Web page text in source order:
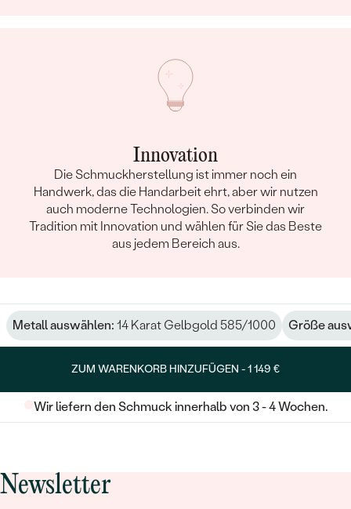
Innovation
Die Schmuckherstellung ist immer noch ein
Handwerk, das die Handarbeit ehrt, aber wir nutzen
auch moderne Technologien. So verbinden wir
Tradition mit Innovation und wählen für Sie das Beste
aus jedem Bereich aus.
Metall auswählen: 14 Karat Gelbgold 585/1000 Größe
ZUM WARENKORB HINZUFÜGEN -1 149 €
Wir liefern den Schmuck innerhalb von 3 - 4 Wochen.
Newsletter